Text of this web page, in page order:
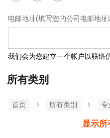
电邮地址(填写您的公司电邮地
我们会为您建立一个帐户以联络
所有类别
首页 所有类別 专
显示所